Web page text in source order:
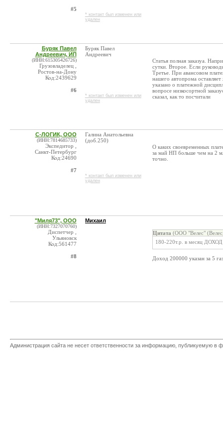
#5
* контакт был изменен или
удален
Буряк Павел
Андреевич, ИП
(ИНН:615305426726)
Грузовладелец ,
Ростов-на-Дону
Код:2439629
#6
Буряк Павел
Андреевич
* контакт был изменен или
удален
Статья полная заказуа.
сутки. Второе. Если
Третье. При авансовом
нашего автопрома
указано о платежной
вопросе низкосортной
сказал, как то посчитали
С-ЛОГИК, ООО
(ИНН:7814685733)
Экспедитор ,
Санкт-Петербург
Код:24690
#7
Галина Анатольевна
(доб.250)
* контакт был изменен или
удален
О каких своевременных
за май НП больше чем на 2
точно.
"Миля73", ООО
(ИНН:7327070760)
Диспетчер ,
Ульяновск
Код:561477
#8
Михаил
Цитата (ООО "Велес"
180-220т.р. в месяц ДОХОД
Доход 200000 указан за 5
Администрация сайта не несет ответственности за информацию, публикуемую